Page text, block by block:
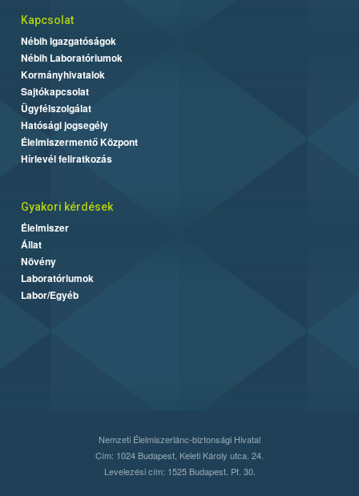
Kapcsolat
Nébih Igazgatóságok
Nébih Laboratóriumok
Kormányhivatalok
Sajtókapcsolat
Ügyfélszolgálat
Hatósági jogsegély
Élelmiszermentő Központ
Hírlevél feliratkozás
Gyakori kérdések
Élelmiszer
Állat
Növény
Laboratóriumok
Labor/Egyéb
Nemzeti Élelmiszerlánc-biztonsági Hivatal
Cím: 1024 Budapest, Keleti Károly utca. 24.
Levelezési cím: 1525 Budapest. Pf. 30.